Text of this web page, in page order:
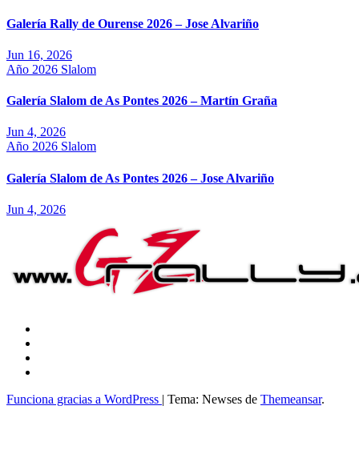
Galería Rally de Ourense 2026 – Jose Alvariño
Jun 16, 2026
Año 2026 Slalom
Galería Slalom de As Pontes 2026 – Martín Graña
Jun 4, 2026
Año 2026 Slalom
Galería Slalom de As Pontes 2026 – Jose Alvariño
Jun 4, 2026
Funciona gracias a WordPress | Tema: Newses de Themeansar.